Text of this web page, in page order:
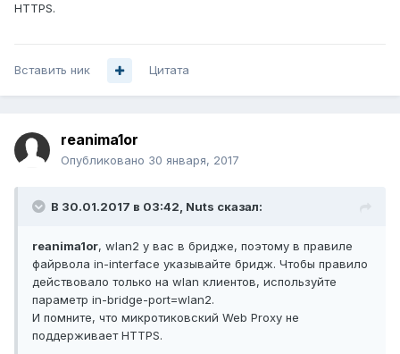
HTTPS.
Вставить ник Цитата
reanima1or
Опубликовано 30 января, 2017
В 30.01.2017 в 03:42, Nuts сказал:
reanima1or, wlan2 у вас в бридже, поэтому в правиле
файрвола in-interface указывайте бридж. Чтобы правило
действовало только на wlan клиентов, используйте
параметр in-bridge-port=wlan2.
И помните, что микротиковский Web Proxy не
поддерживает HTTPS.